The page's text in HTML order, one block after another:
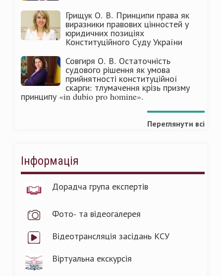
Грищук О. В. Принципи права як
виразники правових цінностей у
юридичних позиціях
Конституційного Суду України
Совгиря О. В. Остаточність
судового рішення як умова
прийнятності конституційної
скарги: тлумачення крізь призму
принципу «in dubio pro homine».
Переглянути всі
Інформація
Дорадча група експертів
Фото- та відеогалерея
Відеотрансляція засідань КСУ
Віртуальна екскурсія